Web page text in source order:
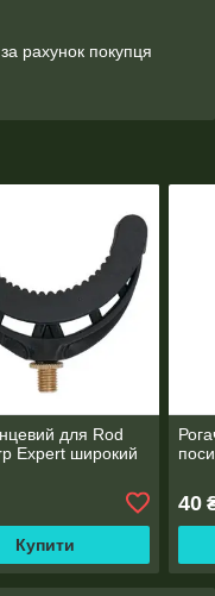
рахунок покупця
для Rod
Expert широкий
Купити
40